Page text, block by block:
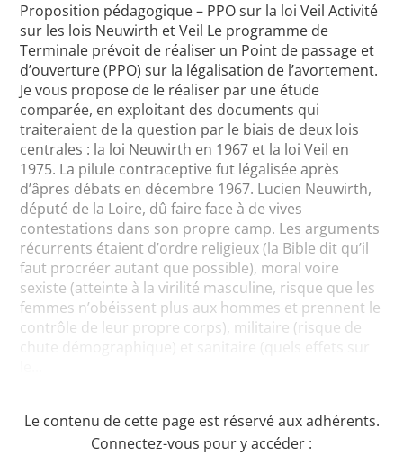
Culture
Proposition pédagogique – PPO sur la loi Veil Activité
sur les lois Neuwirth et Veil Le programme de
Terminale prévoit de réaliser un Point de passage et
d’ouverture (PPO) sur la légalisation de l’avortement.
Je vous propose de le réaliser par une étude
comparée, en exploitant des documents qui
traiteraient de la question par le biais de deux lois
centrales : la loi Neuwirth en 1967 et la loi Veil en
1975. La pilule contraceptive fut légalisée après
d’âpres débats en décembre 1967. Lucien Neuwirth,
député de la Loire, dû faire face à de vives
contestations dans son propre camp. Les arguments
récurrents étaient d’ordre religieux (la Bible dit qu’il
faut procréer autant que possible), moral voire
sexiste (atteinte à la virilité masculine, risque que les
femmes n’obéissent plus aux hommes et prennent le
contrôle de leur propre corps), militaire (risque de
chute démographique) et sanitaire (quels effets sur
Le contenu de cette page est réservé aux adhérents.
Connectez-vous pour y accéder :